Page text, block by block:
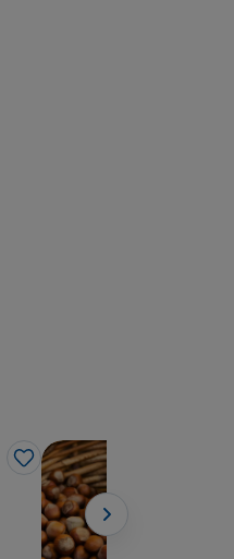
Like